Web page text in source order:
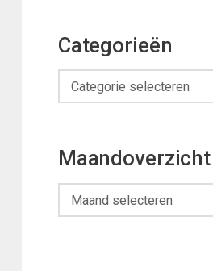
Categorieën
Categorieën
Maandoverzicht
Maandoverzicht